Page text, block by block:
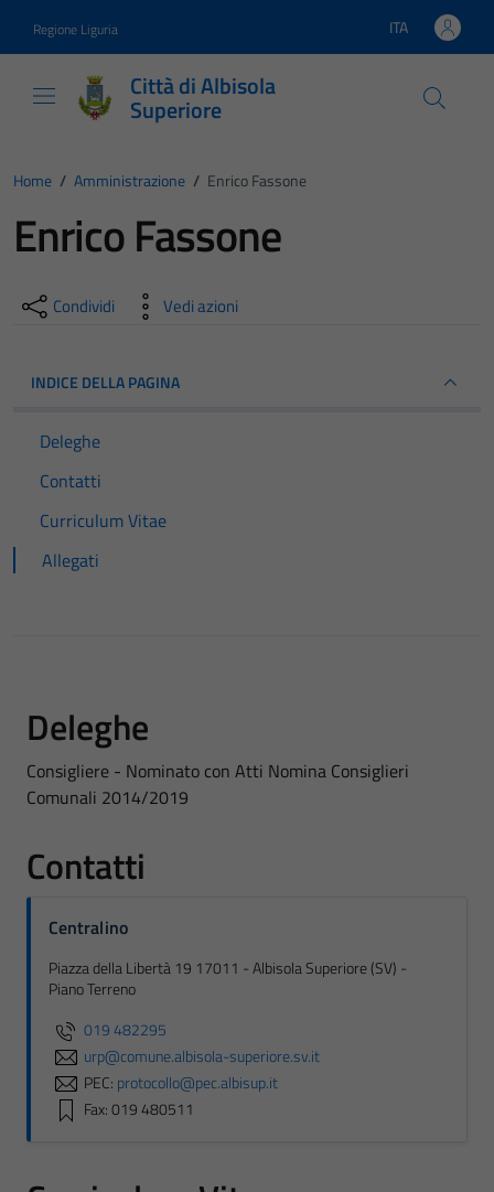
Regione Liguria Lingua attiva:
ITA
Città di Albisola
Superiore
Home / Amministrazione / Enrico Fassone
Enrico Fassone
Condividi Vedi azioni
INDICE DELLA PAGINA
Deleghe
Contatti
Curriculum Vitae
Allegati
Deleghe
Consigliere - Nominato con Atti Nomina Consiglieri
Comunali 2014/2019
Contatti
Centralino
Piazza della Libertà 19 17011 - Albisola Superiore (SV) -
Piano Terreno
019 482295
urp@comune.albisola-superiore.sv.it
PEC: protocollo@pec.albisup.it
Fax: 019 480511